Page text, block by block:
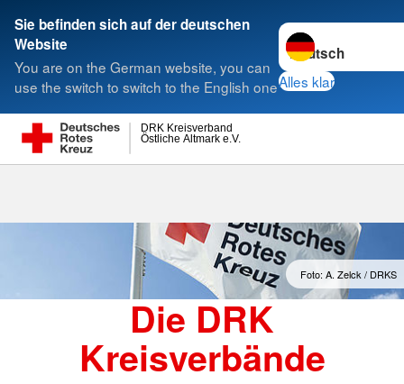
Sie befinden sich auf der deutschen
Website
You are on the German website, you can
use the switch to switch to the English one
Sprache wechseln
Alles klar
Östliche Altmark e.V.
DRK Kreisverband
Suche
Kreisverbände
Foto: A. Zelck / DRKS
Die DRK
Kreisverbände